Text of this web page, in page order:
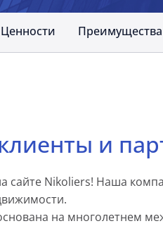
Ценности Преимущества
и
сайте Nikoliers! Наша
на многолетнем